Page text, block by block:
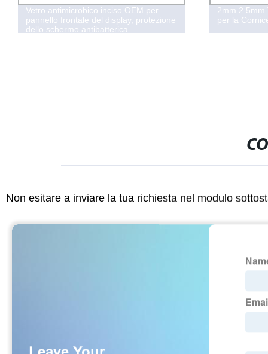
Vetro antimicrobico inciso OEM per
pannello frontale del display, protezione
dello schermo antibatterica
2mm 2.5mm
per la
Non esitare a inviare la tua richiesta nel modulo